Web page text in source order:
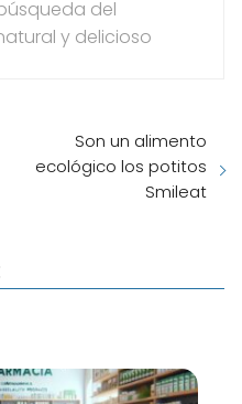
del
y delicioso
Son un alimento
ecológico los potitos
Smileat